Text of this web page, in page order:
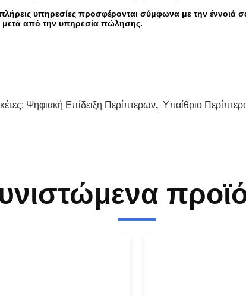
υπηρεσίες προσφέρονται σύμφωνα με την έννοιά
μετά από την υπηρεσία πώλησης.
Ψηφιακή Επίδειξη Περίπτερων, Υπαίθριο